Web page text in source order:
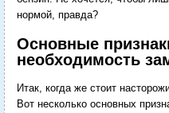
нормой, правда?
Основные
необходимость
Итак, когда же стоит
Вот несколько основных